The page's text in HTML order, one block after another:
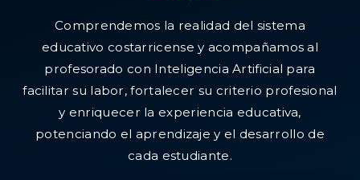
Comprendemos la realidad del sistema
educativo costarricense y acompañamos al
profesorado con Inteligencia Artificial para
facilitar su labor, fortalecer su criterio profesional
y enriquecer la experiencia educativa,
potenciando el aprendizaje y el desarrollo de
cada estudiante.